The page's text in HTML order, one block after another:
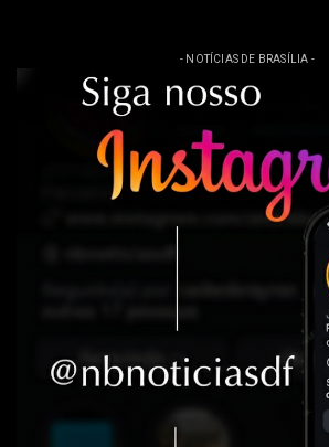
- NOTÍCIAS DE BRASÍLIA -